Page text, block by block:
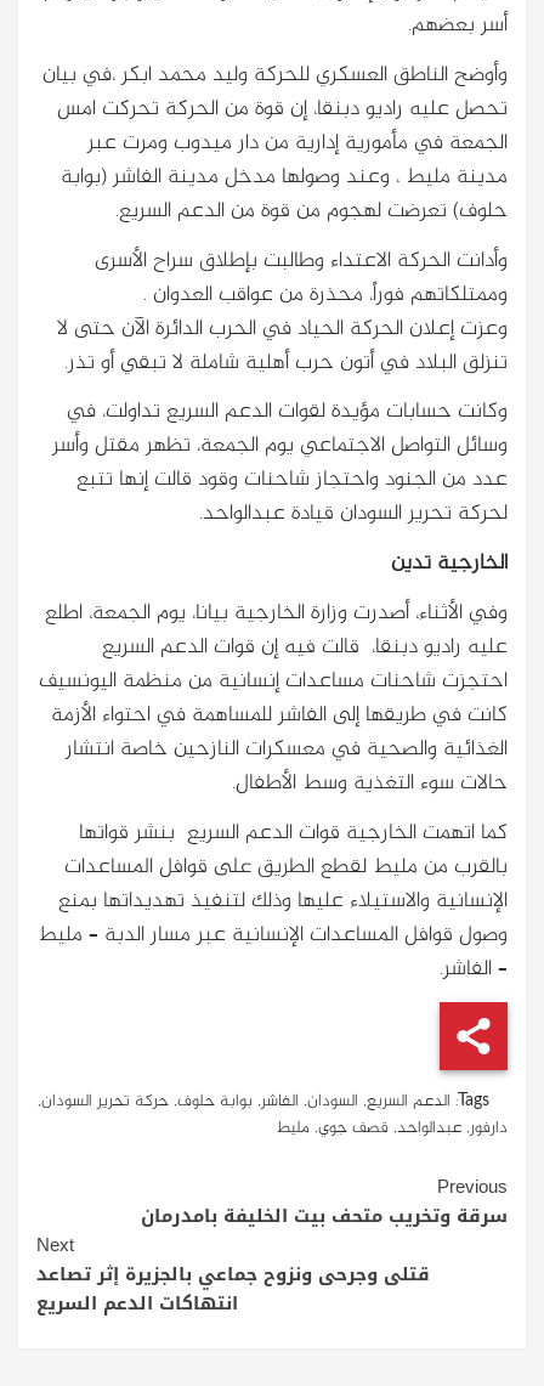
أسر بعضهم.
وأوضح الناطق العسكري للحركة وليد محمد ابكر ،في بيان
تحصل عليه راديو دبنقا، إن قوة من الحركة تحركت امس
الجمعة في مأمورية إدارية من دار ميدوب ومرت عبر
مدينة مليط ، وعند وصولها مدخل مدينة الفاشر (بوابة
حلوف) تعرضت لهجوم من قوة من الدعم السريع.
وأدانت الحركة الاعتداء وطالبت بإطلاق سراح الأسرى
وممتلكاتهم فوراً، محذرة من عواقب العدوان .
وعزت إعلان الحركة الحياد في الحرب الدائرة الآن حتى لا
تنزلق البلاد في أتون حرب أهلية شاملة لا تبقي أو تذر.
وكانت حسابات مؤيدة لقوات الدعم السريع تداولت، في
وسائل التواصل الاجتماعي يوم الجمعة، تظهر مقتل وأسر
عدد من الجنود واحتجاز شاحنات وقود قالت إنها تتبع
لحركة تحرير السودان قيادة عبدالواحد.
الخارجية تدين
وفي الأثناء، أصدرت وزارة الخارجية بيانا، يوم الجمعة، اطلع
عليه راديو دبنقا، قالت فيه إن قوات الدعم السريع
احتجزت شاحنات مساعدات إنسانية من منظمة اليونسيف
كانت في طريقها إلى الفاشر للمساهمة في احتواء الأزمة
الغذائية والصحية في معسكرات النازحين خاصة انتشار
حالات سوء التغذية وسط الأطفال.
كما اتهمت الخارجية قوات الدعم السريع بنشر قواتها
بالقرب من مليط لقطع الطريق على قوافل المساعدات
الإنسانية والاستيلاء عليها وذلك لتنفيذ تهديداتها بمنع
وصول قوافل المساعدات الإنسانية عبر مسار الدبة – مليط
– الفاشر.
Tags: الدعم السريع, السودان, الفاشر, بوابة حلوف, حركة تحرير السودان,
دارفور, عبدالواحد, قصف جوي, مليط
Continue
Reading
Previous
سرقة وتخريب متحف بيت الخليفة بامدرمان
Next
قتلى وجرحى ونزوح جماعي بالجزيرة إثر تصاعد
انتهاكات الدعم السريع